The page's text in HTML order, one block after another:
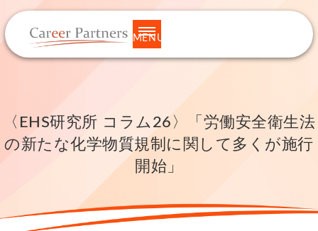
MENU
〈EHS研究所 コラム26〉「労働安全衛生法
の新たな化学物質規制に関して多くが施行
開始」